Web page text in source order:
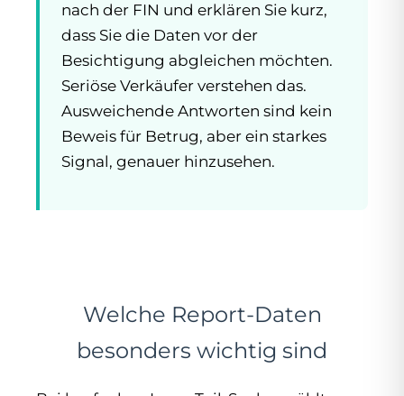
nach der FIN und erklären Sie kurz,
dass Sie die Daten vor der
Besichtigung abgleichen möchten.
Seriöse Verkäufer verstehen das.
Ausweichende Antworten sind kein
Beweis für Betrug, aber ein starkes
Signal, genauer hinzusehen.
Welche Report-Daten
besonders wichtig sind